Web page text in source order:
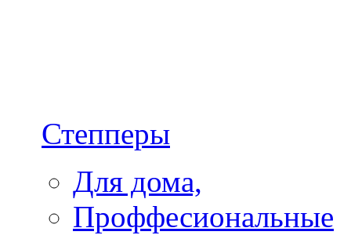
Степперы
Для дома,
Проффесиональные